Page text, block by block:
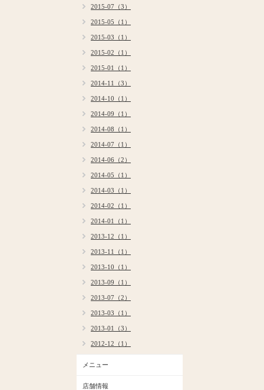
2015-07（3）
2015-05（1）
2015-03（1）
2015-02（1）
2015-01（1）
2014-11（3）
2014-10（1）
2014-09（1）
2014-08（1）
2014-07（1）
2014-06（2）
2014-05（1）
2014-03（1）
2014-02（1）
2014-01（1）
2013-12（1）
2013-11（1）
2013-10（1）
2013-09（1）
2013-07（2）
2013-03（1）
2013-01（3）
2012-12（1）
メニュー
店舗情報